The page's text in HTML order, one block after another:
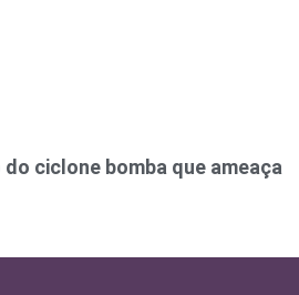
ciclone bomba que ameaça